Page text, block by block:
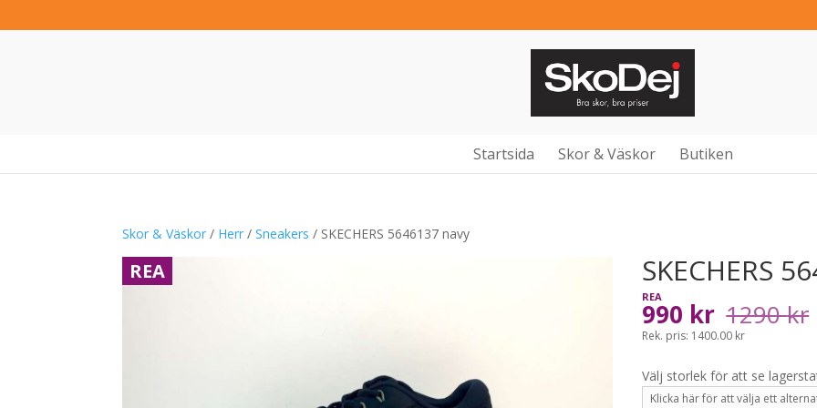
Startsida Skor & Väskor Butiken
Skor & Väskor / Herr /Sneakers / SKECHERS 5646137 navy
REA SKECHERS
1290kr
990 kr
Rek. pris: 1400.00 kr